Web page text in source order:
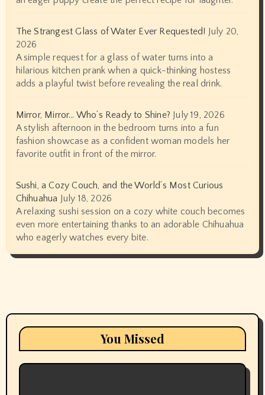
The Strangest Glass of Water Ever Requested!
July 20,
2026
A simple request for a glass of water turns into a
hilarious kitchen prank when a quick-thinking hostess
adds a playful twist before revealing the real drink.
Mirror, Mirror… Who’s Ready to Shine? July 19, 2026
A stylish afternoon in the bedroom turns into a fun
fashion showcase as a confident woman models her
favorite outfit in front of the mirror.
Sushi, a Cozy Couch, and the World’s Most Curious
Chihuahua
July 18, 2026
A relaxing sushi session on a cozy white couch becomes
even more entertaining thanks to an adorable Chihuahua
who eagerly watches every bite.
You Missed